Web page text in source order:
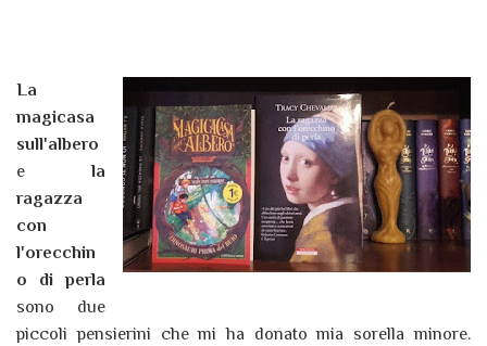
La
magicasa
sull'albero
ela
ragazza
con
l'orecchin
o di perla
sono due
piccoli pensierini che mi ha donato mia sorella minore.